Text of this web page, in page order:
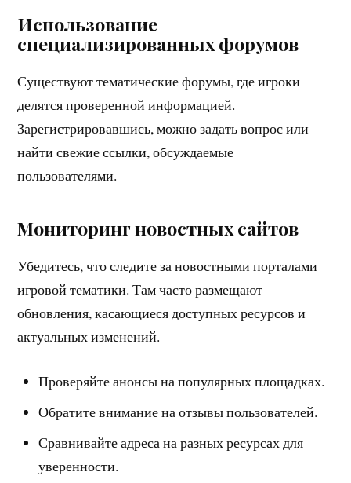
Использование
специализированных форумов
Существуют тематические форумы, где игроки
делятся проверенной информацией.
Зарегистрировавшись, можно задать вопрос или
найти свежие ссылки, обсуждаемые
пользователями.
Мониторинг новостных сайтов
Убедитесь, что следите за новостными порталами
игровой тематики. Там часто размещают
обновления, касающиеся доступных ресурсов и
актуальных изменений.
Проверяйте анонсы на популярных площадках.
Обратите внимание на отзывы пользователей.
Сравнивайте адреса на разных ресурсах для
уверенности.